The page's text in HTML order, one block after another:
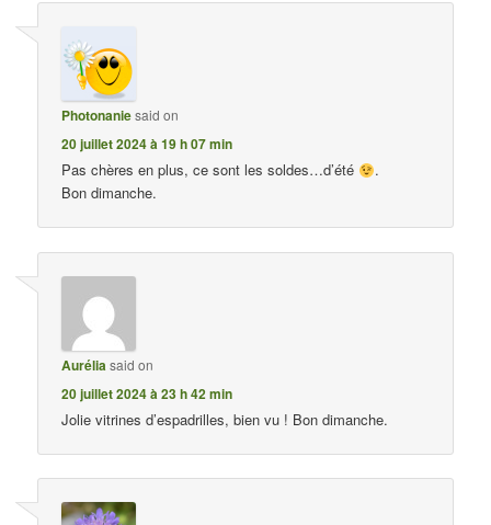
Photonaniesaid on
20 juillet 2024 à 19 h 07 min
Pas chères en plus, ce sont les soldes…d’été
.
Bon dimanche.
Auréliasaid on
20 juillet 2024 à 23 h 42 min
Jolie vitrines d’espadrilles, bien vu ! Bon dimanche.